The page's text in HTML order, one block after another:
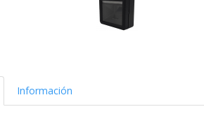
Información